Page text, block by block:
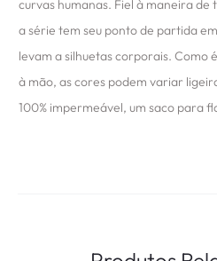
curvas humanas. Fiel à maneira
a série tem seu ponto de partida
levam a silhuetas corporais. Como
à mão, as cores podem variar
100% impermeável, um saco para